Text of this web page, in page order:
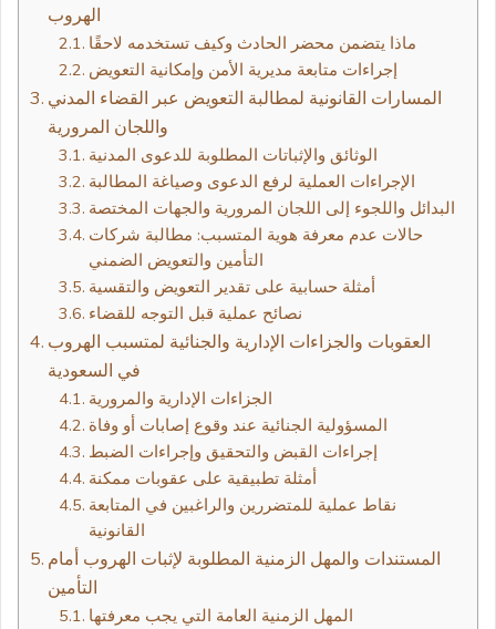
الهروب
ماذا يتضمن محضر الحادث وكيف تستخدمه لاحقًا
إجراءات متابعة مديرية الأمن وإمكانية التعويض
المسارات القانونية لمطالبة التعويض عبر القضاء المدني
واللجان المرورية
الوثائق والإثباتات المطلوبة للدعوى المدنية
الإجراءات العملية لرفع الدعوى وصياغة المطالبة
البدائل واللجوء إلى اللجان المرورية والجهات المختصة
حالات عدم معرفة هوية المتسبب: مطالبة شركات
التأمين والتعويض الضمني
أمثلة حسابية على تقدير التعويض والتقسية
نصائح عملية قبل التوجه للقضاء
العقوبات والجزاءات الإدارية والجنائية لمتسبب الهروب
في السعودية
الجزاءات الإدارية والمرورية
المسؤولية الجنائية عند وقوع إصابات أو وفاة
إجراءات القبض والتحقيق وإجراءات الضبط
أمثلة تطبيقية على عقوبات ممكنة
نقاط عملية للمتضررين والراغبين في المتابعة
القانونية
المستندات والمهل الزمنية المطلوبة لإثبات الهروب أمام
التأمين
المهل الزمنية العامة التي يجب معرفتها